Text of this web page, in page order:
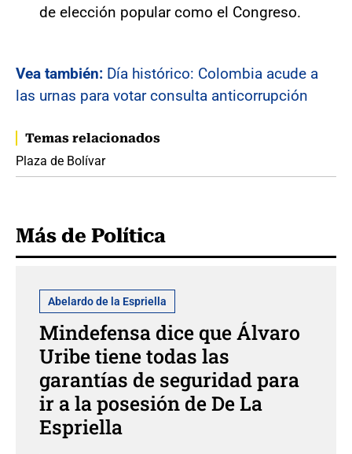
de elección popular como el Congreso.
Vea también: Día histórico: Colombia acude a
las urnas para votar consulta anticorrupción
Temas relacionados
Plaza de Bolívar
Más de Política
Abelardo de la Espriella
Mindefensa dice que Álvaro
Uribe tiene todas las
garantías de seguridad para
ir a la posesión de De La
Espriella